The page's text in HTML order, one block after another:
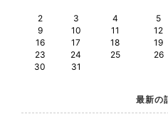
2
3 4 5
9
10 11 12
16
17 18 19
23
24 25 26
30
31
最新の